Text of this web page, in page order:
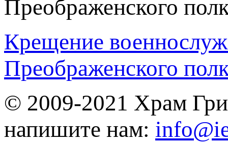
Крещение
Преображенского
© 2009-2021 Храм
напишите нам: